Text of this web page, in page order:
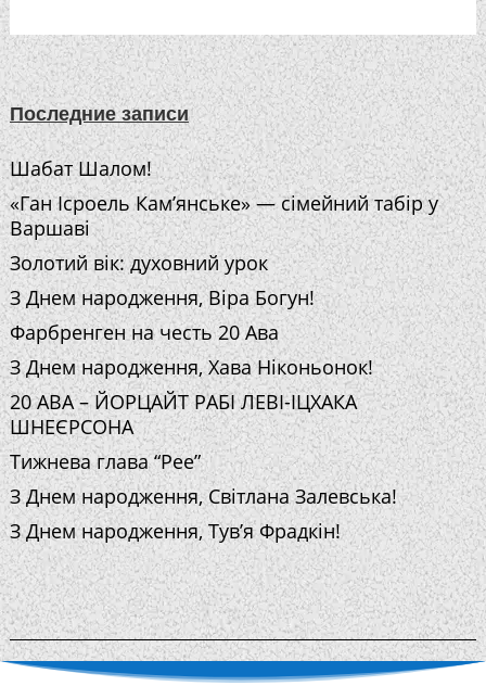
Последние записи
Шабат Шалом!
«Ган Ісроель Кам’янське» — сімейний табір у
Варшаві
Золотий вік: духовний урок
З Днем народження, Віра Богун!
Фарбренген на честь 20 Ава
З Днем народження, Хава Ніконьонок!
20 АВА – ЙОРЦАЙТ РАБІ ЛЕВІ-ІЦХАКА
ШНЕЄРСОНА
Тижнева глава “Рее”
З Днем народження, Світлана Залевська!
З Днем народження, Тув’я Фрадкін!